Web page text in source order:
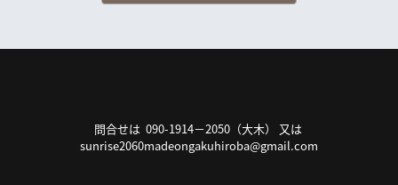
問合せは 090-1914－2050（大木） 又は
sunrise2060madeongakuhiroba@gmail.com